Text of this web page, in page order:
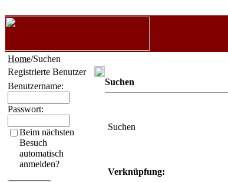
Home/Suchen
Registrierte Benutzer
Benutzername:
Passwort:
Beim nächsten
Besuch
automatisch
anmelden?
Suchen
Suchen
Verknüpfung: